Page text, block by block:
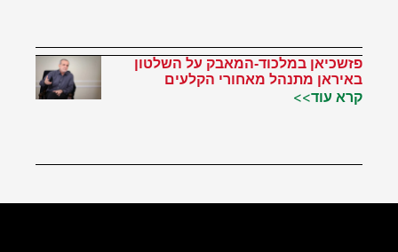
פזשכיאן במלכוד-המאבק על השלטון
באיראן מתנהל מאחורי הקלעים
קרא עוד>>